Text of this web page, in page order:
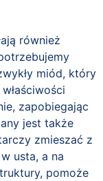
również
miód, który
zapobiegając
jest także
zmieszać z
usta, a na
pomoże